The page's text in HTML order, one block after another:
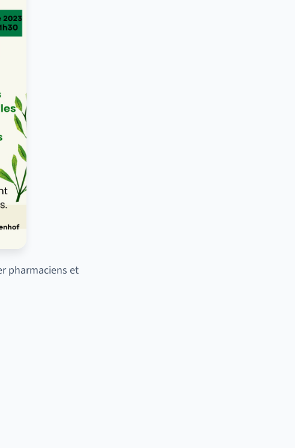
pharmaciens et